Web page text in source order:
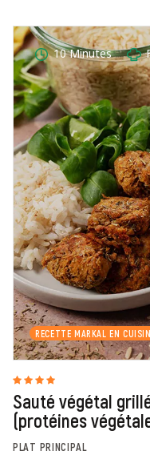
RECETTE MARKAL EN
Sauté végétal
(protéines
PLAT PRINCIPAL
10 Minutes